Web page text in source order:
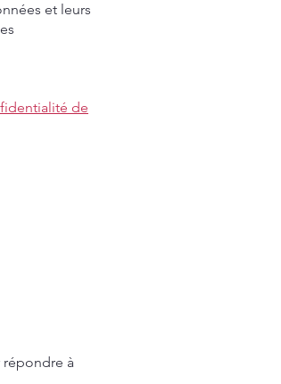
et leurs
de
répondre à